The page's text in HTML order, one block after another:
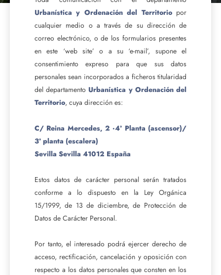
Urbanística y Ordenación del Territorio por
cualquier medio o a través de su dirección de
correo electrónico, o de los formularios presentes
en este ‘web site’ o a su ‘e-mail’, supone el
consentimiento expreso para que sus datos
personales sean incorporados a ficheros titularidad
del departamento Urbanística y Ordenación del
Territorio, cuya dirección es:
C/ Reina Mercedes, 2 ·4ª Planta (ascensor)/
3ª planta (escalera)
Sevilla Sevilla 41012 España
Estos datos de carácter personal serán tratados
conforme a lo dispuesto en la Ley Orgánica
15/1999, de 13 de diciembre, de Protección de
Datos de Carácter Personal.
Por tanto, el interesado podrá ejercer derecho de
acceso, rectificación, cancelación y oposición con
respecto a los datos personales que consten en los